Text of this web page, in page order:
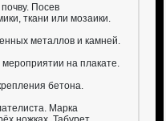
Посев
ткани или мозаики.
металлов и камней.
на плакате.
бетона.
Марка